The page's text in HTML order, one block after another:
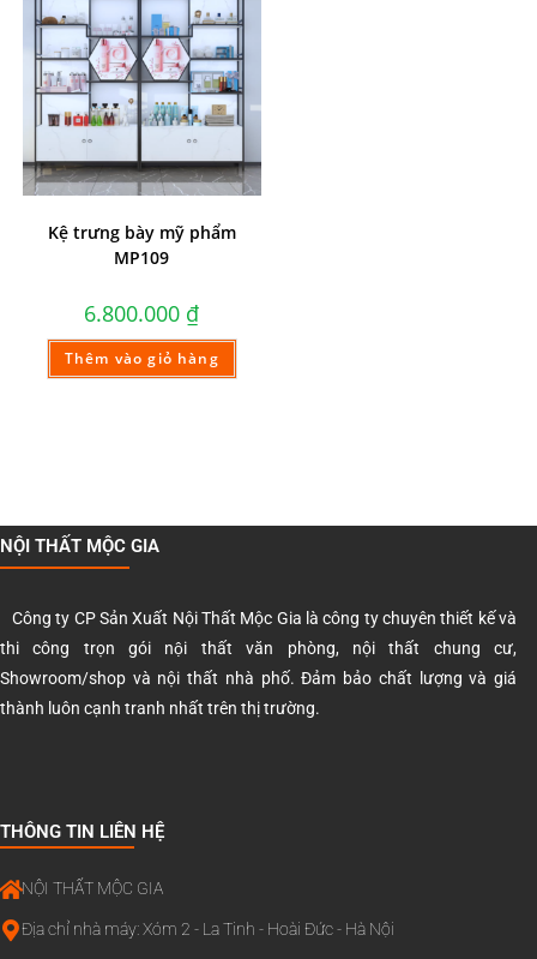
Kệ trưng bày mỹ phẩm
MP109
6.800.000 ₫
Thêm vào giỏ hàng
NỘI THẤT MỘC GIA
Công ty CP Sản Xuất Nội Thất Mộc Gia là công ty chuyên thiết kế và
thi công trọn gói nội thất văn phòng, nội thất chung cư,
Showroom/shop và nội thất nhà phố. Đảm bảo chất lượng và giá
thành luôn cạnh tranh nhất trên thị trường.
THÔNG TIN LIÊN HỆ
NỘI THẤT MỘC GIA
Địa chỉ nhà máy: Xóm 2 - La Tinh - Hoài Đức - Hà Nội